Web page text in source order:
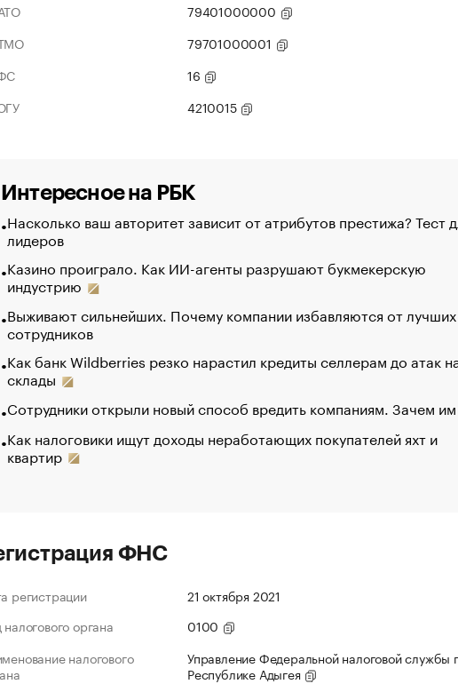
79401000000
79701000001
16
4210015
Интересное на РБК
Насколько ваш авторитет зависит от атрибутов престижа? Тест
лидеров
Казино проиграло. Как ИИ-агенты разрушают букмекерскую
индустрию
Выживают сильнейших. Почему компании избавляются от лучших
сотрудников
Как банк Wildberries резко нарастил кредиты селлерам до атак
склады
Сотрудники открыли новый способ вредить компаниям. Зачем
Как налоговики ищут доходы неработающих покупателей яхт и
квартир
ФНС
регистрации
21 октября 2021
налогового органа
0100
налогового
Управление Федеральной налоговой службы
Республике Адыгея